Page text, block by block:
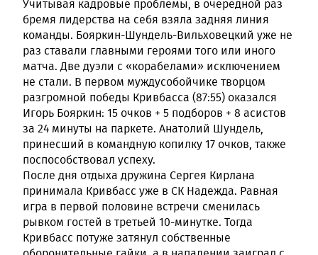
Учитывая кадровые проблемы, в очередной раз
бремя лидерства на себя взяла задняя линия
команды. Бояркин-Шундель-Вильховецкий уже не
раз ставали главными героями того или иного
матча. Две дуэли с «корабелами» исключением
не стали. В первом муждусобойчике творцом
разгромной победы Кривбасса (87:55) оказался
Игорь Бояркин: 15 очков + 5 подборов + 8 асистов
за 24 минуты на паркете. Анатолий Шундель,
принесший в командную копилку 17 очков, также
поспособствовал успеху.
После дня отдыха дружина Сергея Кирлана
принимала Кривбасс уже в СК Надежда. Равная
игра в первой половине встречи сменилась
рывком гостей в третьей 10-минутке. Тогда
Кривбасс потуже затянул собственные